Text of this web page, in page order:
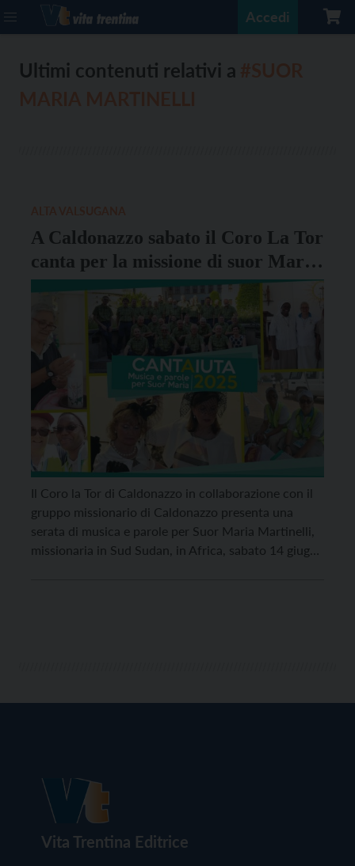
Accedi
Ultimi contenuti relativi a
A Caldonazzo sabato il Coro La Tor
canta per la missione di suor Maria
Martinelli in Sud Sudan
Il Coro la Tor di Caldonazzo in collaborazione con il
gruppo missionario di Caldonazzo presenta una
serata di musica e parole per Suor Maria Martinelli,
missionaria in Sud Sudan, in Africa, sabato 14 giugno
Vita Trentina Editrice